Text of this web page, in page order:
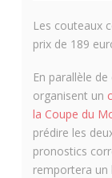
Les couteaux
prix de 189
En parallèle
organisent un
la Coupe du
prédire les
pronostics
remportera un